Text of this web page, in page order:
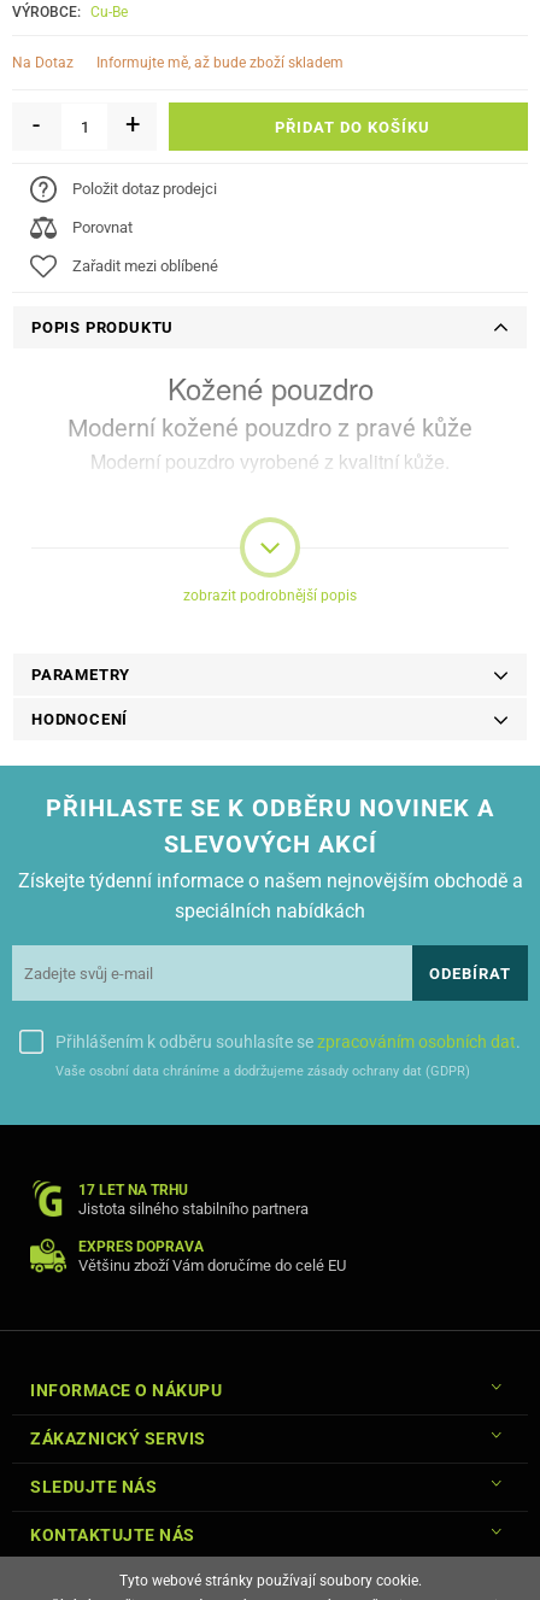
VÝROBCE: Cu-Be
Na Dotaz informujte mě, až bude zboží skladem
- + PŘIDAT DO KOŠÍKU
Položit dotaz prodejci
Porovnat
Zařadit mezi oblíbené
POPIS PRODUKTU
Kožené pouzdro
Moderní kožené pouzdro z pravé kůže
Moderní pouzdro vyrobené z kvalitní kůže.
Kožené pouzdro je perfektní kombinací ochrany a elegance.
Z koženého pouzdro lze vytvořit jednoduchý stojánek.
zobrazit podrobnější popis
PARAMETRY
HODNOCENÍ
PŘIHLASTE SE K ODBĚRU NOVINEK A
SLEVOVÝCH AKCÍ
Získejte týdenní informace o našem nejnovějším obchodě a
speciálních nabídkách
ODEBÍRAT
Přihlášením k odběru souhlasíte sezpracováním osobních dat.
Vaše osobní data chráníme a dodržujeme zásady ochrany dat (GDPR)
17 LET NA TRHU
Jistota silného stabilního partnera
EXPRES DOPRAVA
Většinu zboží Vám doručíme do celé EU
INFORMACE O NÁKUPU
ZÁKAZNICKÝ SERVIS
SLEDUJTE NÁS
KONTAKTUJTE NÁS
Tyto webové stránky používají soubory cookie.